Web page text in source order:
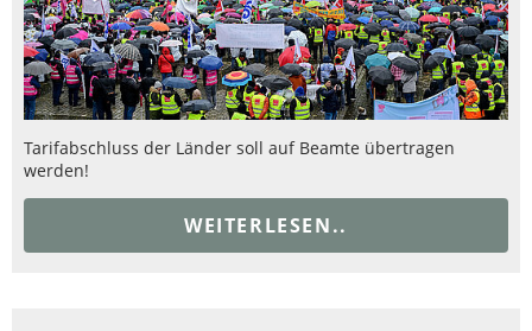
Tarifabschluss der Länder soll auf Beamte übertragen
werden!
WEITERLESEN..